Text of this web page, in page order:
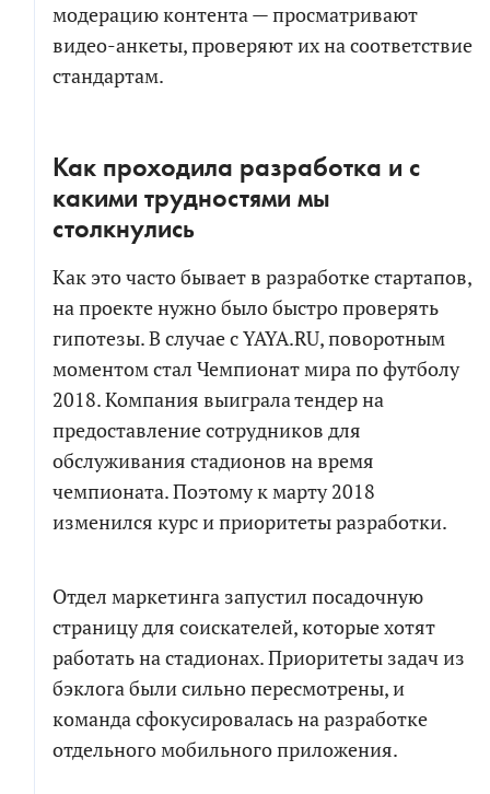
модерацию контента — просматривают
видео-анкеты, проверяют их на соответствие
стандартам.
Как проходила разработка и с
какими трудностями мы
столкнулись
Как это часто бывает в разработке стартапов,
на проекте нужно было быстро проверять
гипотезы. В случае с YAYA.RU, поворотным
моментом стал Чемпионат мира по футболу
2018. Компания выиграла тендер на
предоставление сотрудников для
обслуживания стадионов на время
чемпионата. Поэтому к марту 2018
изменился курс и приоритеты разработки.
Отдел маркетинга запустил посадочную
страницу для соискателей, которые хотят
работать на стадионах. Приоритеты задач из
бэклога были сильно пересмотрены, и
команда сфокусировалась на разработке
отдельного мобильного приложения.